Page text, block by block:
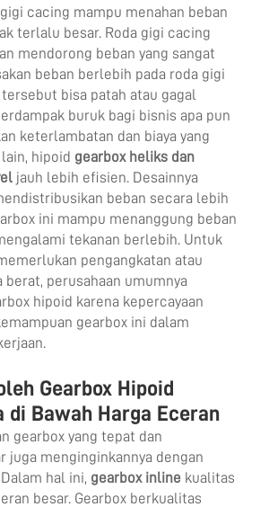
cacing mampu menahan beban
terlalu besar. Roda gigi cacing
mendorong beban yang sangat
beban berlebih pada roda gigi
bisa patah atau gagal
buruk bagi bisnis apa pun
keterlambatan dan biaya yang
hipoid gearbox heliks dan
jauh lebih efisien. Desainnya
beban secara lebih
ini mampu menanggung beban
tekanan berlebih. Untuk
pengangkatan atau
berat, perusahaan umumnya
hipoid karena kepercayaan
gearbox ini dalam
Gearbox Hipoid
di Bawah Harga Eceran
gearbox yang tepat dan
juga menginginkannya dengan
hal ini, gearbox inline kualitas
besar. Gearbox berkualitas